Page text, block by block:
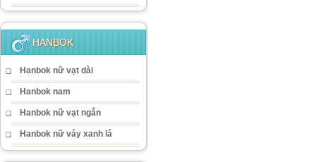
HANBOK
Hanbok nữ vạt dài
Hanbok nam
Hanbok nữ vạt ngắn
Hanbok nữ váy xanh lá